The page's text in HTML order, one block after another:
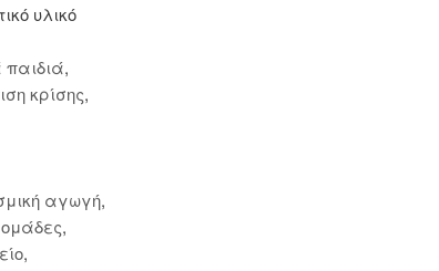
υλικό
,
κρίσης,
αγωγή,
,
,